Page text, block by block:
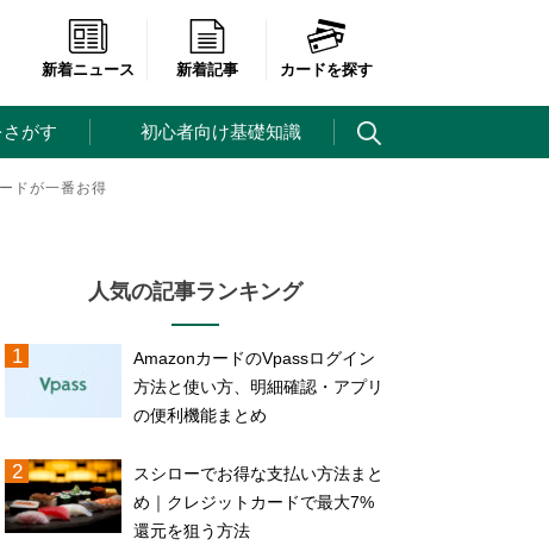
新着ニュース 新着記事 カードを探す
がす 初心者向け基礎知識
ドが一番お得
人気の記事ランキング
AmazonカードのVpassログイン
方法と使い方、明細確認・アプリ
の便利機能まとめ
スシローでお得な支払い方法まと
め｜クレジットカードで最大7%
還元を狙う方法